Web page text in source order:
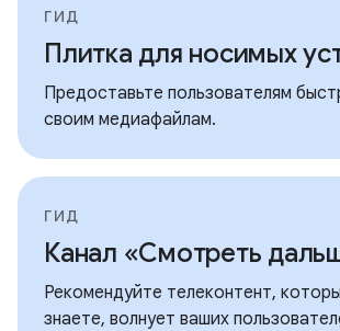
ГИД
Плитка для носимых
Предоставьте пользователям
своим медиафайлам.
ГИД
Канал «Смотреть
Рекомендуйте телеконтент,
знаете, волнует ваших